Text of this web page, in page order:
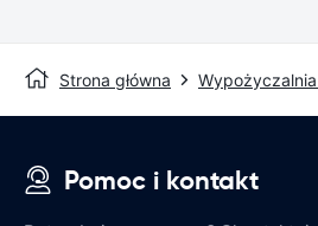
Strona główna
Pomoc i kontakt